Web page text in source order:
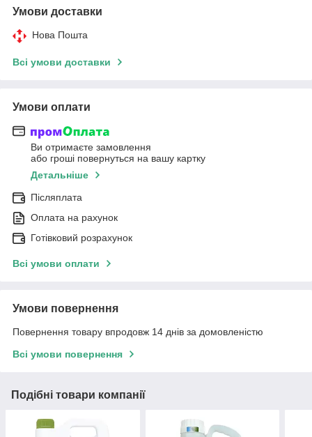
Умови доставки
Нова Пошта
Всі умови доставки
Умови оплати
Ви отримаєте замовлення
або гроші повернуться на вашу картку
Детальніше
Післяплата
Оплата на рахунок
Готівковий розрахунок
Всі умови оплати
Умови повернення
Повернення товару впродовж 14 днів за домовленістю
Всі умови повернення
Подібні товари компанії